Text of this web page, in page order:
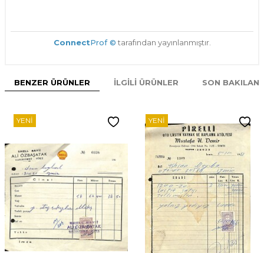
ConnectProf © tarafından yayınlanmıştır.
BENZER ÜRÜNLER İLGILI ÜRÜNLER SON
YENI YENI